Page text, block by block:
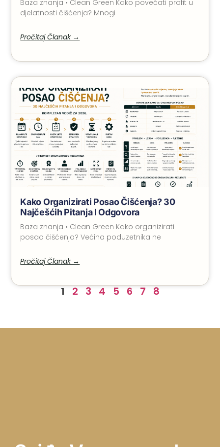
Baza znanja • Clean Green Kako povećati profit u
djelatnosti čišćenja? Mnogi
Pročitaj Članak →
Kako Organizirati Posao Čišćenja? 30
Najčešćih Pitanja I Odgovora
Baza znanja • Clean Green Kako organizirati
posao čišćenja? Većina poduzetnika ne
Pročitaj Članak →
1 2 3 4 5 6 7 8